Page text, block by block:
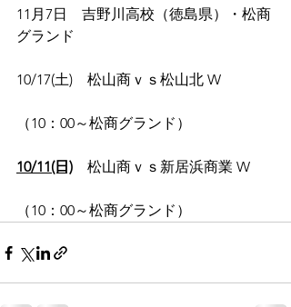
11月7日　吉野川高校（徳島県）・松商
グランド
10/17(土)　松山商ｖｓ松山北 W
​（10：00～松商グランド）
10/11(日) 松山商ｖｓ新居浜商業 W
（10：00～松商グランド）